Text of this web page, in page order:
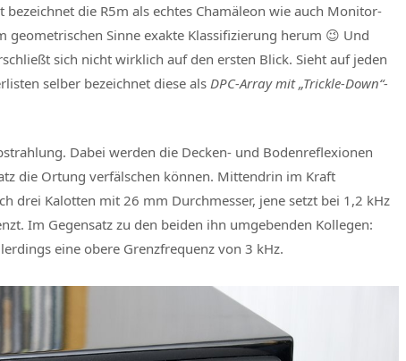
die R5m als echtes Chamäleon wie auch Monitor-
Sinne exakte Klassifizierung herum 😉 Und
sich nicht wirklich auf den ersten Blick. Sieht auf jeden
selber bezeichnet diese als DPC-Array mit „Trickle-Down“-
Dabei werden die Decken- und Bodenreflexionen
die Ortung verfälschen können. Mittendrin im Kraft
drei Kalotten mit 26 mm Durchmesser, jene setzt bei 1,2 kHz
Im Gegensatz zu den beiden ihn umgebenden Kollegen:
eine obere Grenzfrequenz von 3 kHz.